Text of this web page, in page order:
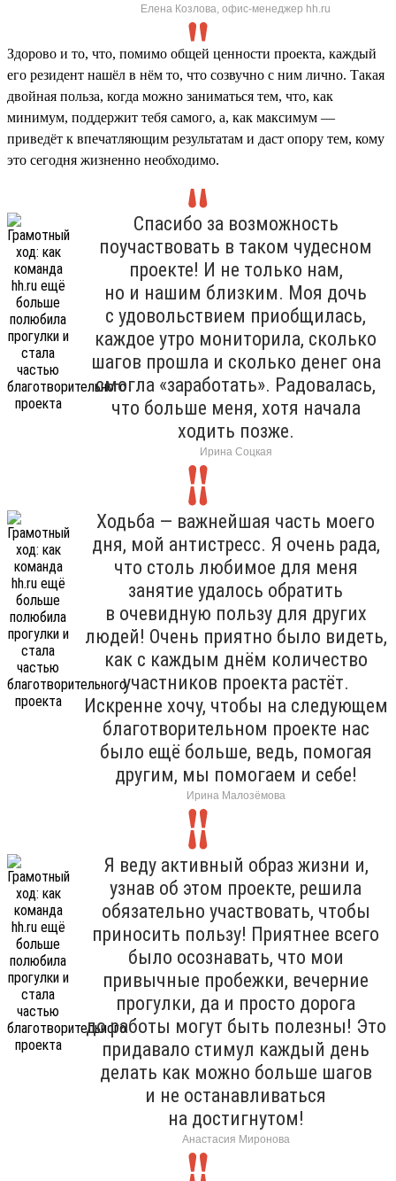
Елена Козлова, офис-менеджер hh.ru
Здорово и то, что, помимо общей ценности проекта, каждый
его резидент нашёл в нём то, что созвучно с ним лично. Такая
двойная польза, когда можно заниматься тем, что, как
минимум, поддержит тебя самого, а, как максимум —
приведёт к впечатляющим результатам и даст опору тем, кому
это сегодня жизненно необходимо.
Спасибо за возможность
поучаствовать в таком чудесном
проекте! И не только нам,
но и нашим близким. Моя дочь
с удовольствием приобщилась,
каждое утро мониторила, сколько
шагов прошла и сколько денег она
смогла «заработать». Радовалась,
что больше меня, хотя начала
ходить позже.
Ирина Соцкая
Ходьба — важнейшая часть моего
дня, мой антистресс. Я очень рада,
что столь любимое для меня
занятие удалось обратить
в очевидную пользу для других
людей! Очень приятно было видеть,
как с каждым днём количество
участников проекта растёт.
Искренне хочу, чтобы на следующем
благотворительном проекте нас
было ещё больше, ведь, помогая
другим, мы помогаем и себе!
Ирина Малозёмова
Я веду активный образ жизни и,
узнав об этом проекте, решила
обязательно участвовать, чтобы
приносить пользу! Приятнее всего
было осознавать, что мои
привычные пробежки, вечерние
прогулки, да и просто дорога
до работы могут быть полезны! Это
придавало стимул каждый день
делать как можно больше шагов
и не останавливаться
на достигнутом!
Анастасия Миронова